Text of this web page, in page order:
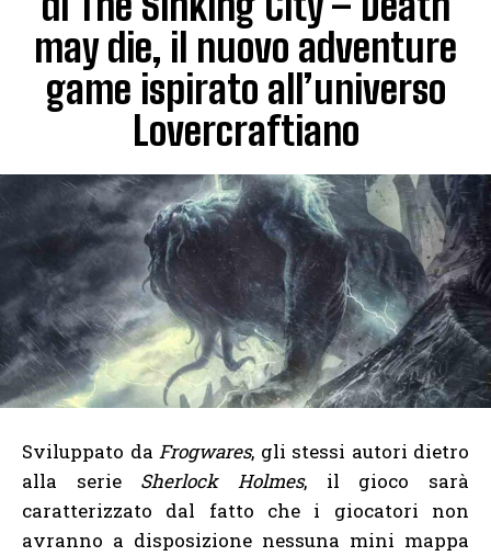
may die, il nuovo adventure
game ispirato all’universo
Lovercraftiano
Sviluppato da Frogwares, gli stessi autori dietro
alla serie Sherlock Holmes, il gioco sarà
caratterizzato dal fatto che i giocatori non
avranno a disposizione nessuna mini mappa